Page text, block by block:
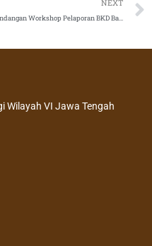
NEXT
Undangan Workshop Pelaporan BKD Bagi Pengelola BKD Perguruan Tinggi Swasta LLDIKTI Wilayah VI Tahun 2019 Angkatan I
Wilayah VI Jawa Tengah